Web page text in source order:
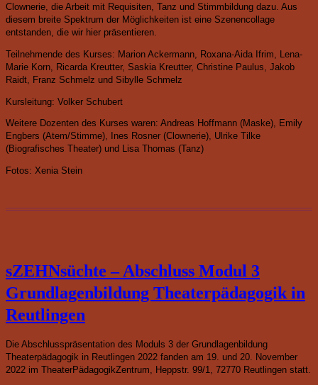
Clownerie, die Arbeit mit Requisiten, Tanz und Stimmbildung dazu. Aus
diesem breite Spektrum der Möglichkeiten ist eine Szenencollage
entstanden, die wir hier präsentieren.
Teilnehmende des Kurses: Marion Ackermann, Roxana-Aida Ifrim, Lena-
Marie Korn, Ricarda Kreutter, Saskia Kreutter, Christine Paulus, Jakob
Raidt, Franz Schmelz und Sibylle Schmelz
Kursleitung: Volker Schubert
Weitere Dozenten des Kurses waren: Andreas Hoffmann (Maske), Emily
Engbers (Atem/Stimme), Ines Rosner (Clownerie), Ulrike Tilke
(Biografisches Theater) und Lisa Thomas (Tanz)
Fotos: Xenia Stein
sZEHNsüchte – Abschluss Modul 3
Grundlagenbildung Theaterpädagogik in
Reutlingen
Die Abschlusspräsentation des Moduls 3 der Grundlagenbildung
Theaterpädagogik in Reutlingen 2022 fanden am 19. und 20. November
2022 im TheaterPädagogikZentrum, Heppstr. 99/1, 72770 Reutlingen statt.